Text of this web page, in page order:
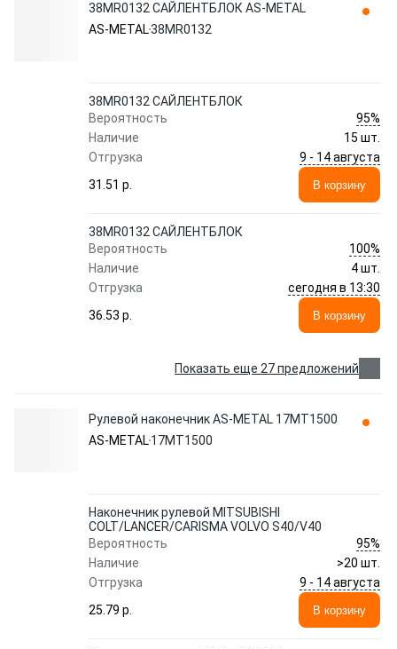
38MR0132 САЙЛЕНТБЛОК AS-METAL
AS-METAL38MR0132
38MR0132 САЙЛЕНТБЛОК
Вероятность
95%
Наличие
15 шт.
Отгрузка
9 - 14 августа
31.51 p.
В корзину
38MR0132 САЙЛЕНТБЛОК
Вероятность
100%
Наличие
4 шт.
Отгрузка
сегодня в 13:30
36.53 p.
В корзину
Показать еще 27 предложений
Рулевой наконечник AS-METAL 17MT1500
AS-METAL17MT1500
Наконечник рулевой MITSUBISHI
COLT/LANCER/CARISMA VOLVO S40/V40
Вероятность
95%
Наличие
>20 шт.
Отгрузка
9 - 14 августа
25.79 p.
В корзину